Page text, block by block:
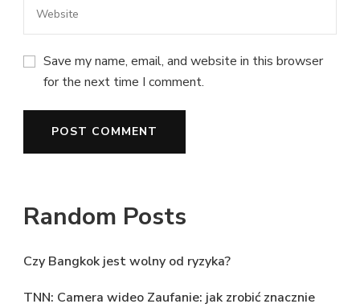
Save my name, email, and website in this browser
for the next time I comment.
Random Posts
Czy Bangkok jest wolny od ryzyka?
TNN: Camera wideo Zaufanie: jak zrobić znacznie